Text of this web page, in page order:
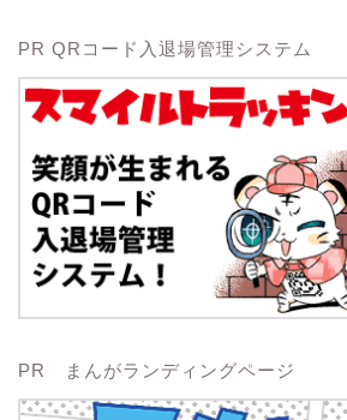
PR QRコード入退場管理システム
PR まんがランディングページ